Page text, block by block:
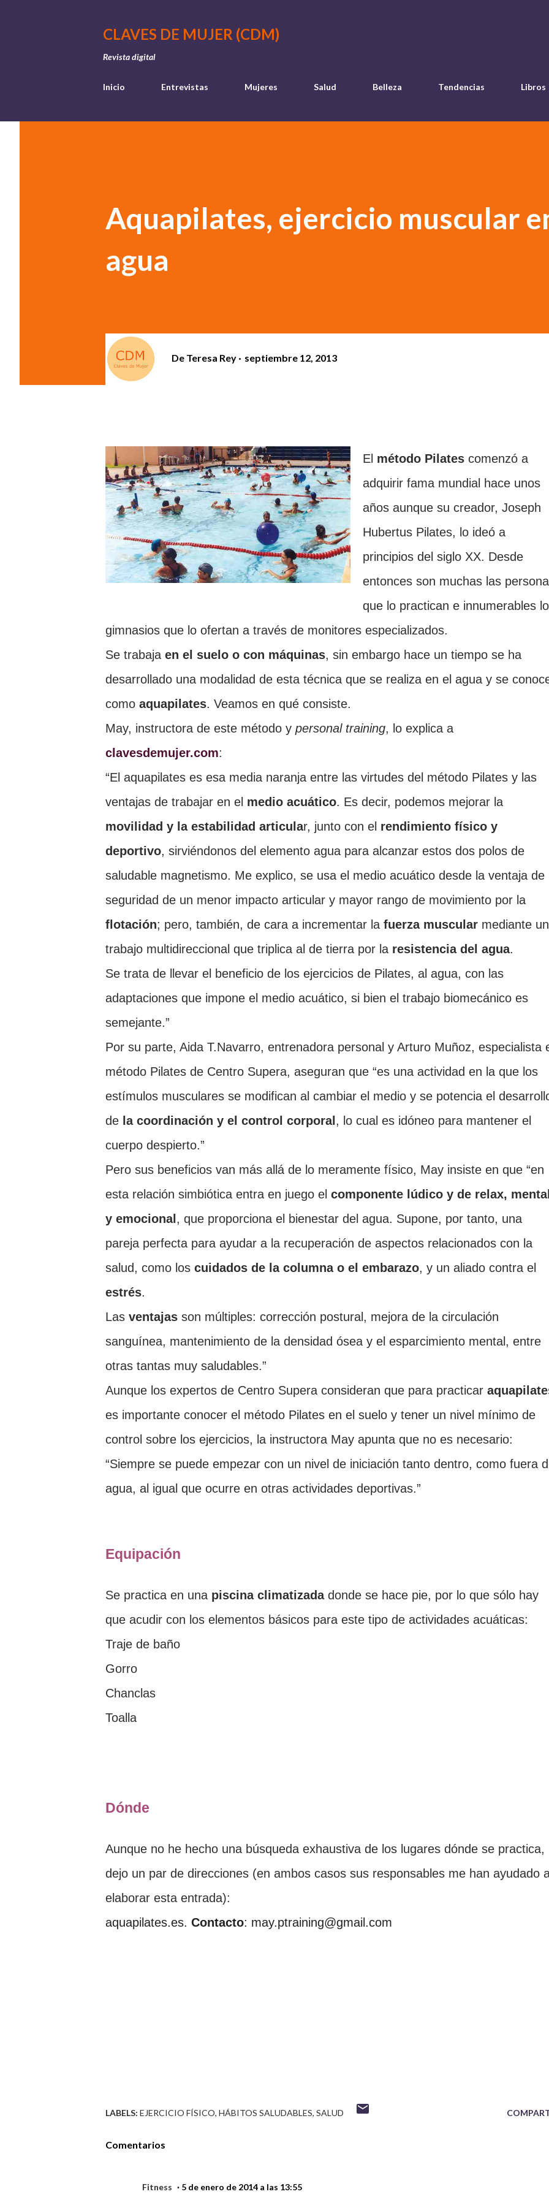
CLAVES DE MUJER (CDM)
Revista digital
Inicio Entrevistas Mujeres Salud Belleza Tendencias Libros
Aquapilates, ejercicio muscular
agua
De Teresa Rey septiembre 12, 2013
El método Pilates comenzó a
adquirir fama mundial hace unos
años aunque su creador, Joseph
Hubertus Pilates, lo ideó a
principios del siglo XX. Desde
entonces son muchas las
que lo practican e innumerables
gimnasios que lo ofertan a través de monitores especializados.
Se trabaja en el suelo o con máquinas, sin embargo hace un tiempo se ha
desarrollado una modalidad de esta técnica que se realiza en el agua y se
como aquapilates. Veamos en qué consiste.
May, instructora de este método y personal training, lo explica a
clavesdemujer.com:
“El aquapilates es esa media naranja entre las virtudes del método Pilates y las
ventajas de trabajar en el medio acuático. Es decir, podemos mejorar la
movilidad y la estabilidad articular, junto con el rendimiento físico y
deportivo, sirviéndonos del elemento agua para alcanzar estos dos polos de
saludable magnetismo. Me explico, se usa el medio acuático desde la ventaja de
seguridad de un menor impacto articular y mayor rango de movimiento por la
flotación; pero, también, de cara a incrementar la fuerza muscular mediante un
trabajo multidireccional que triplica al de tierra por la resistencia del agua.
Se trata de llevar el beneficio de los ejercicios de Pilates, al agua, con las
adaptaciones que impone el medio acuático, si bien el trabajo biomecánico es
semejante.”
Por su parte, Aida T.Navarro, entrenadora personal y Arturo Muñoz, especialista
método Pilates de Centro Supera, aseguran que “es una actividad en la que los
estímulos musculares se modifican al cambiar el medio y se potencia el
de la coordinación y el control corporal , lo cual es idóneo para mantener el
cuerpo despierto.”
Pero sus beneficios van más allá de lo meramente físico, May insiste en que “en
esta relación simbiótica entra en juego el componente lúdico y de relax,
y emocional , que proporciona el bienestar del agua. Supone, por tanto, una
pareja perfecta para ayudar a la recuperación de aspectos relacionados con la
salud, como los cuidados de la columna o el embarazo, y un aliado contra el
estrés.
Las ventajas son múltiples: corrección postural, mejora de la circulación
sanguínea, mantenimiento de la densidad ósea y el esparcimiento mental, entre
otras tantas muy saludables.”
Aunque los expertos de Centro Supera consideran que para practicar
es importante conocer el método Pilates en el suelo y tener un nivel mínimo de
control sobre los ejercicios, la instructora May apunta que no es necesario:
“Siempre se puede empezar con un nivel de iniciación tanto dentro, como fuera
agua, al igual que ocurre en otras actividades deportivas.”
Equipación
Se practica en una piscina climatizadadonde se hace pie, por lo que sólo hay
que acudir con los elementos básicos para este tipo de actividades acuáticas:
Traje de baño
Gorro
Chanclas
Toalla
Dónde
Aunque no he hecho una búsqueda exhaustiva de los lugares dónde se practica,
dejo un par de direcciones (en ambos casos sus responsables me han ayudado
elaborar esta entrada):
aquapilates.es. Contacto: may.ptraining@gmail.com
LABELS: EJERCICIO FÍSICO HÁBITOS SALUDABLES SALUD
Comentarios
Fitness 5 de enero de 2014 a las 13:55